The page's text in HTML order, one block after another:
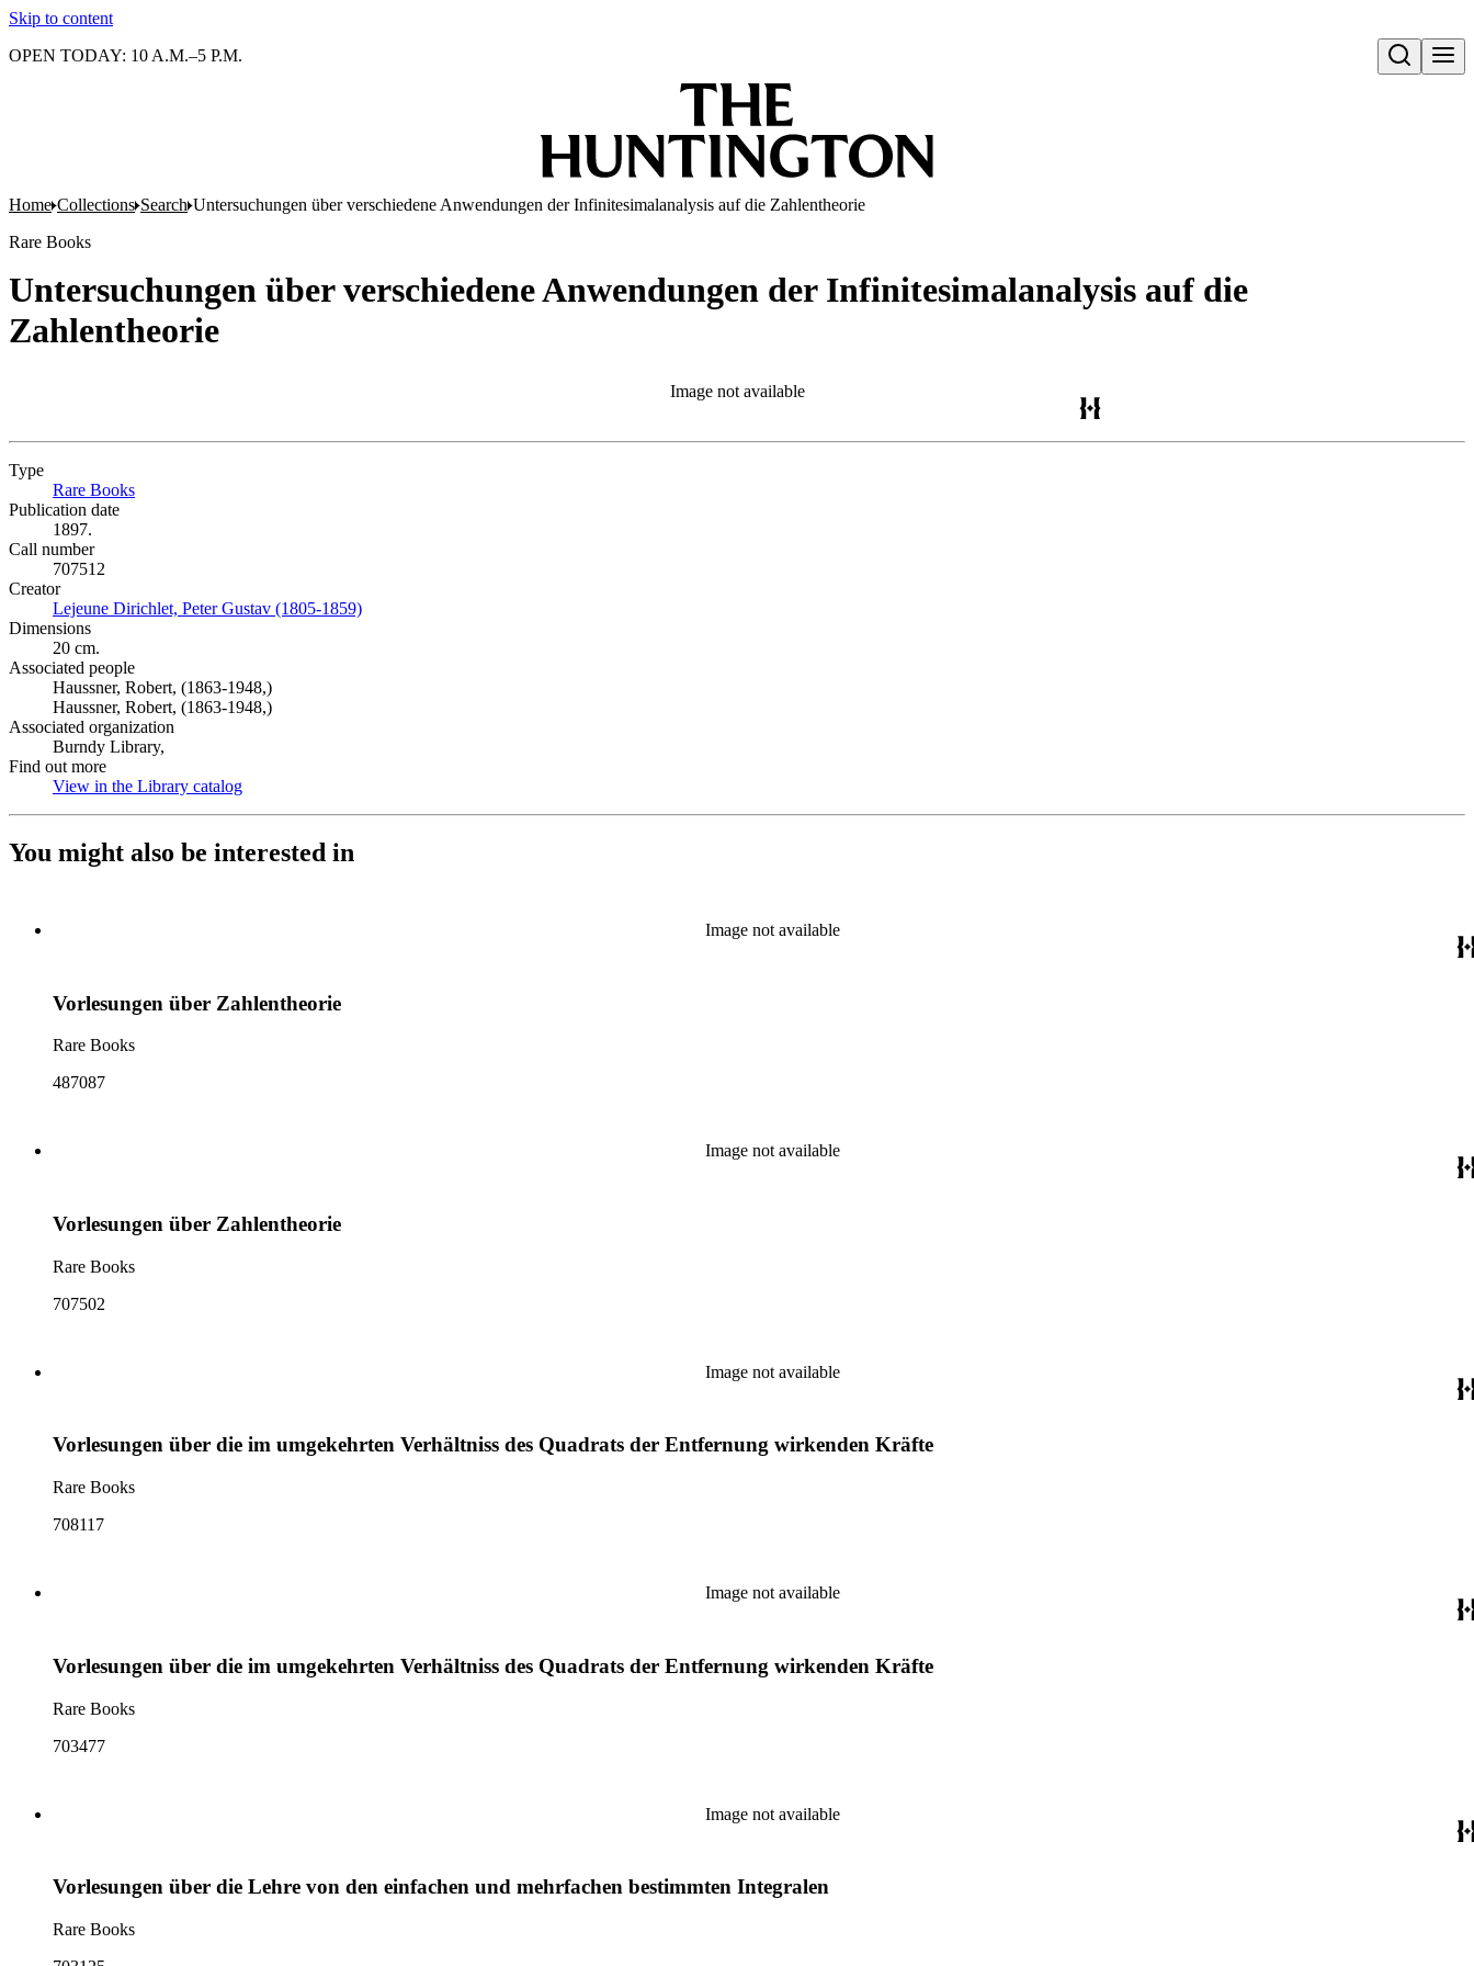
Skip to content
Open search
OPEN TODAY: 10 A.M.–5 P.M.
Home Collections Search Untersuchungen über verschiedene Anwendungen der Infinitesimalanalysis auf die Zahlentheorie
Rare Books
Untersuchungen über verschiedene Anwendungen der Infinitesimalanalysis auf die
Zahlentheorie
Image not available
Type
Rare Books
Publication date
1897.
Call number
707512
Creator
Lejeune Dirichlet, Peter Gustav (1805-1859)
Dimensions
20 cm.
Associated people
Haussner, Robert, (1863-1948,)
Haussner, Robert, (1863-1948,)
Associated organization
Burndy Library,
Find out more
View in the Library catalog
You might also be interested in
Image not available
Vorlesungen über Zahlentheorie
Rare Books
487087
Image not available
Vorlesungen über Zahlentheorie
Rare Books
707502
Image not available
Vorlesungen über die im umgekehrten Verhältniss des Quadrats der Entfernung wirkenden Kräfte
Rare Books
708117
Image not available
Vorlesungen über die im umgekehrten Verhältniss des Quadrats der Entfernung wirkenden Kräfte
Rare Books
703477
Image not available
Vorlesungen über die Lehre von den einfachen und mehrfachen bestimmten Integralen
Rare Books